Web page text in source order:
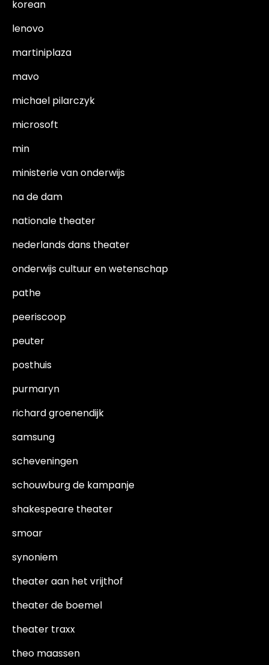
korean
lenovo
martiniplaza
mavo
michael pilarczyk
microsoft
min
ministerie van onderwijs
na de dam
nationale theater
nederlands dans theater
onderwijs cultuur en wetenschap
pathe
peeriscoop
peuter
posthuis
purmaryn
richard groenendijk
samsung
scheveningen
schouwburg de kampanje
shakespeare theater
smoar
synoniem
theater aan het vrijthof
theater de boemel
theater traxx
theo maassen